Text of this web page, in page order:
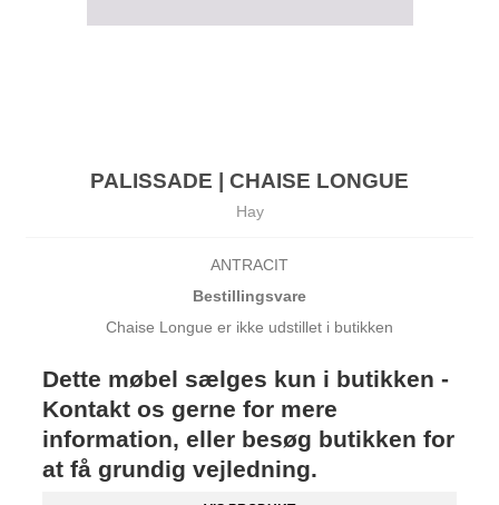
PALISSADE | CHAISE LONGUE
Hay
ANTRACIT
Bestillingsvare
Chaise Longue er ikke udstillet i butikken
Dette møbel sælges kun i butikken -
Kontakt os gerne for mere
information, eller besøg butikken for
at få grundig vejledning.